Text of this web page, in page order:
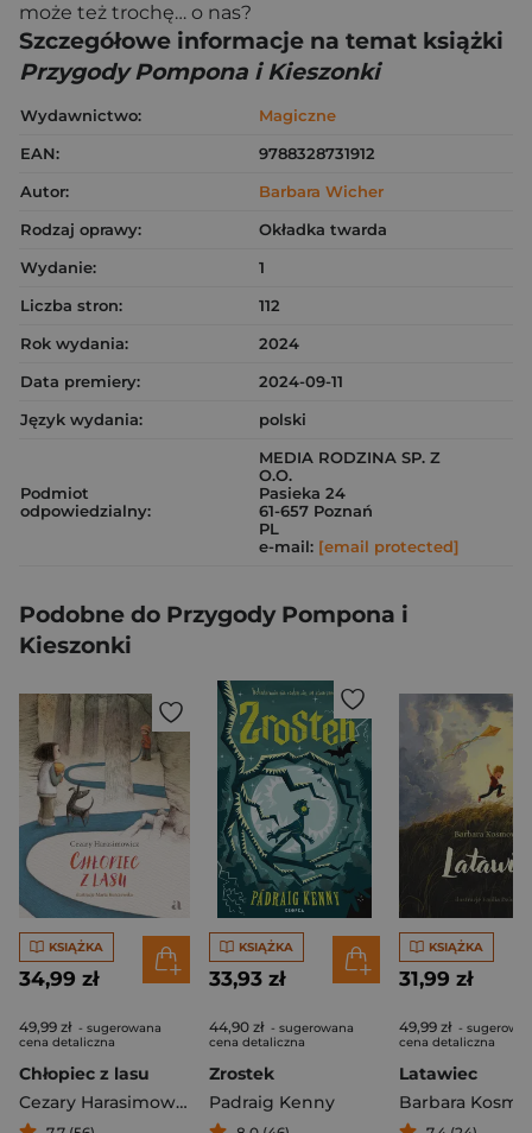
może też trochę… o nas?
Szczegółowe informacje na temat książki
Przygody Pompona i Kieszonki
Wydawnictwo:
Magiczne
EAN:
9788328731912
Autor:
Barbara Wicher
Rodzaj oprawy:
Okładka twarda
Wydanie:
1
Liczba stron:
112
Rok wydania:
2024
Data premiery:
2024-09-11
Język wydania:
polski
Podmiot
odpowiedzialny:
MEDIA RODZINA SP. Z
O.O.
Pasieka 24
61-657 Poznań
PL
e-mail: [email protected]
Podobne do Przygody Pompona i
Kieszonki
KSIĄŻKA
34,99 zł
49,99 zł - sugerowana
cena detaliczna
Chłopiec z lasu
Cezary Harasimowicz
KSIĄŻKA
33,93 zł
44,90 zł - sugerowana
cena detaliczna
Zrostek
Padraig Kenny
KSIĄŻKA
31,99 zł
49,99 zł -
cena detaliczna
Latawiec